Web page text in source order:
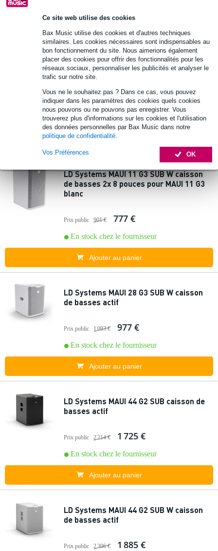
Ce site web utilise des cookies
Bax Music utilise des cookies et d'autres techniques
similaires. Les cookies nécessaires sont indispensables au
bon fonctionnement du site. Nous aimerions également
placer des cookies pour offrir des fonctionnalités pour les
réseaux sociaux, personnaliser les publicités et analyser le
trafic sur notre site.
Vous ne le souhaitez pas ? Dans ce cas, vous pouvez
indiquer dans les paramètres des cookies quels cookies
nous pouvons ou ne pouvons pas enregistrer. Vous
trouverez plus d'informations sur les cookies et l'utilisation
des données personnelles par Bax Music dans notre
politique de confidentialité
OK
Vos Préférences
Ajouter au panier
LD Systems MAUI 11 G3 SUB caisson de
basses 2x 8 pouces pour MAUI 11 G3 noir
Prix public 839 € 745 €
En stock chez le fournisseur
Ajouter au panier
LD Systems MAUI 11 G3 SUB W caisson
de basses 2x 8 pouces pour MAUI 11 G3
blanc
Prix public 901 € 777 €
En stock chez le fournisseur
Ajouter au panier
LD Systems MAUI 28 G3 SUB W caisson
de basses actif
Prix public 1 093 € 977 €
En stock chez le fournisseur
Ajouter au panier
LD Systems MAUI 44 G2 SUB caisson de
basses actif
Prix public 2 214 € 1 725 €
En stock chez le fournisseur
Ajouter au panier
LD Systems MAUI 44 G2 SUB W caisson
de basses actif
Prix public 2 306 € 1 885 €